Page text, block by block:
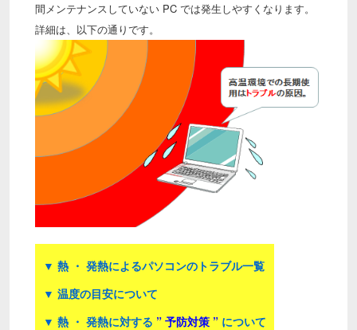
間メンテナンスしていない PC では発生しやすくなります。
詳細は、以下の通りです。
▼ 熱 ・ 発熱によるパソコンのトラブル一覧
▼ 温度の目安について
▼ 熱 ・ 発熱に対する ” 予防対策 ”について